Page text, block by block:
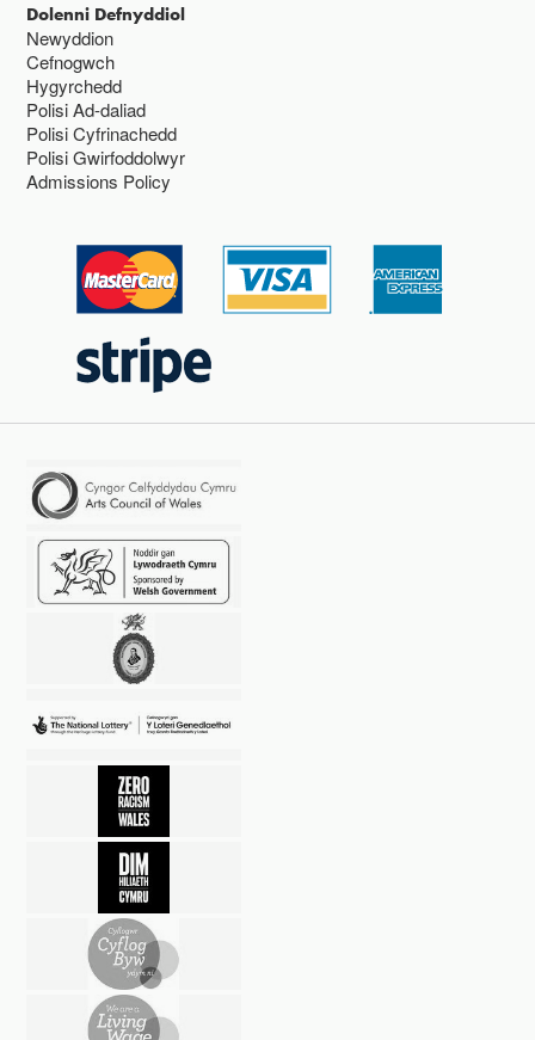
Dolenni Defnyddiol
Newyddion
Cefnogwch
Hygyrchedd
Polisi Ad-daliad
Polisi Cyfrinachedd
Polisi Gwirfoddolwyr
Admissions Policy